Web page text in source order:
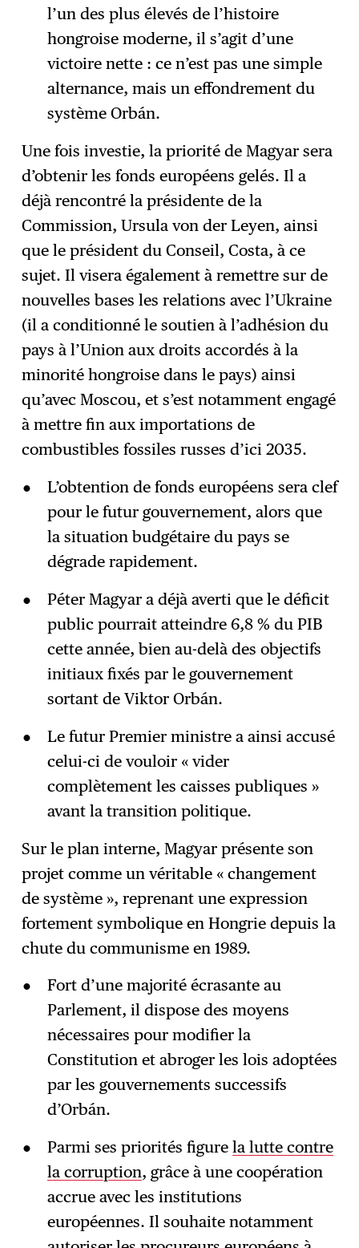
l’un des plus élevés de l’histoire
hongroise moderne, il s’agit d’une
victoire nette : ce n’est pas une simple
alternance, mais un effondrement du
système Orbán.
Une fois investie, la priorité de Magyar sera
d’obtenir les fonds européens gelés. Il a
déjà rencontré la présidente de la
Commission, Ursula von der Leyen, ainsi
que le président du Conseil, Costa, à ce
sujet. Il visera également à remettre sur de
nouvelles bases les relations avec l’Ukraine
(il a conditionné le soutien à l’adhésion du
pays à l’Union aux droits accordés à la
minorité hongroise dans le pays) ainsi
qu’avec Moscou, et s’est notamment engagé
à mettre fin aux importations de
combustibles fossiles russes d’ici 2035.
L’obtention de fonds européens sera clef
pour le futur gouvernement, alors que
la situation budgétaire du pays se
dégrade rapidement.
Péter Magyar a déjà averti que le déficit
public pourrait atteindre 6,8 % du PIB
cette année, bien au-delà des objectifs
initiaux fixés par le gouvernement
sortant de Viktor Orbán.
Le futur Premier ministre a ainsi accusé
celui-ci de vouloir « vider
complètement les caisses publiques »
avant la transition politique.
Sur le plan interne, Magyar présente son
projet comme un véritable « changement
de système », reprenant une expression
fortement symbolique en Hongrie depuis la
chute du communisme en 1989.
Fort d’une majorité écrasante au
Parlement, il dispose des moyens
nécessaires pour modifier la
Constitution et abroger les lois adoptées
par les gouvernements successifs
d’Orbán.
Parmi ses priorités figure la lutte contre
la corruption, grâce à une coopération
accrue avec les institutions
européennes. Il souhaite notamment